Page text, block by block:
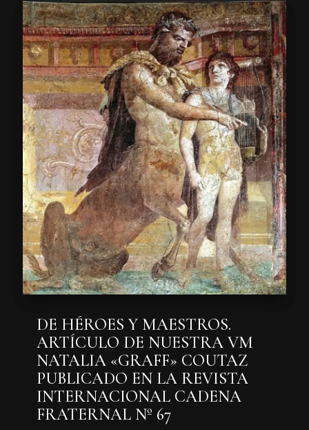
DE HÉROES Y MAESTROS.
ARTÍCULO DE NUESTRA VM
NATALIA «GRAFF» COUTAZ
PUBLICADO EN LA REVISTA
INTERNACIONAL CADENA
FRATERNAL Nº 67